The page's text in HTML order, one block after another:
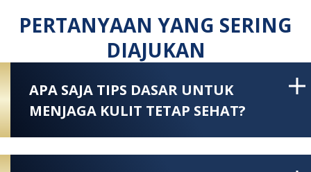
PERTANYAAN YANG SERING
DIAJUKAN
APA SAJA TIPS DASAR UNTUK
MENJAGA KULIT TETAP SEHAT?